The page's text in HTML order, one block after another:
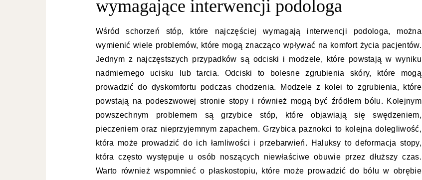
wymagające interwencji podologa
Wśród schorzeń stóp, które najczęściej wymagają interwencji podologa, można
wymienić wiele problemów, które mogą znacząco wpływać na komfort życia pacjentów.
Jednym z najczęstszych przypadków są odciski i modzele, które powstają w wyniku
nadmiernego ucisku lub tarcia. Odciski to bolesne zgrubienia skóry, które mogą
prowadzić do dyskomfortu podczas chodzenia. Modzele z kolei to zgrubienia, które
powstają na podeszwowej stronie stopy i również mogą być źródłem bólu. Kolejnym
powszechnym problemem są grzybice stóp, które objawiają się swędzeniem,
pieczeniem oraz nieprzyjemnym zapachem. Grzybica paznokci to kolejna dolegliwość,
która może prowadzić do ich łamliwości i przebarwień. Haluksy to deformacja stopy,
która często występuje u osób noszących niewłaściwe obuwie przez dłuższy czas.
Warto również wspomnieć o płaskostopiu, które może prowadzić do bólu w obrębie